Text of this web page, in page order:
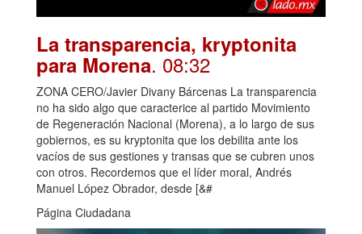
La transparencia, kryptonita
para Morena. 08:32
ZONA CERO/Javier Divany Bárcenas La transparencia
no ha sido algo que caracterice al partido Movimiento
de Regeneración Nacional (Morena), a lo largo de sus
gobiernos, es su kryptonita que los debilita ante los
vacíos de sus gestiones y transas que se cubren unos
con otros. Recordemos que el líder moral, Andrés
Manuel López Obrador, desde [&#
Página Ciudadana